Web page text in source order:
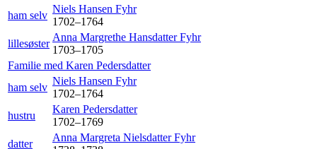
ham selv
Niels Hansen Fyhr
1702–1764
lillesøster
Anna Margrethe HansdatterFyhr
1703–1705
Familie med Karen Pedersdatter
ham selv
Niels Hansen Fyhr
1702–1764
hustru
Karen Pedersdatter
1702–1769
datter
Anna Margreta NielsdatterFyhr